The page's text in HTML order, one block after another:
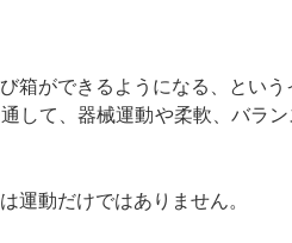
箱ができるようになる、という
して、器械運動や柔軟、バラ
運動だけではありません。